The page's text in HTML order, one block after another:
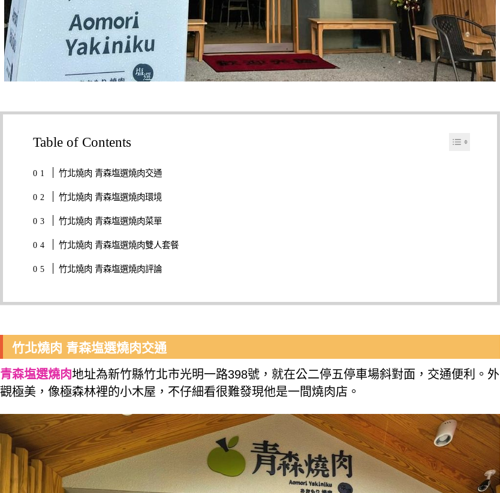
Table of Contents
竹北燒肉 青森塩選燒肉交通
竹北燒肉 青森塩選燒肉環境
竹北燒肉 青森塩選燒肉菜單
竹北燒肉 青森塩選燒肉雙人套餐
竹北燒肉 青森塩選燒肉評論
竹北燒肉 青森塩選燒肉交通
青森塩選燒肉地址為新竹縣竹北市光明一路398號，就在公二停五停車場斜對面，交通便利。外
觀極美，像極森林裡的小木屋，不仔細看很難發現他是一間燒肉店。